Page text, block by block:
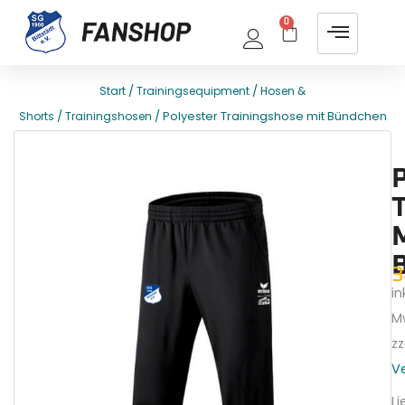
0
Start /Trainingsequipment /Hosen &
Shorts /Trainingshosen / Polyester Trainingshose mit Bündchen